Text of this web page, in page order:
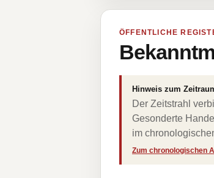
ÖFFENTLICHE
Hinweis zum
Der Zeitstrahl
Gesonderte
im
Zum chronologischen